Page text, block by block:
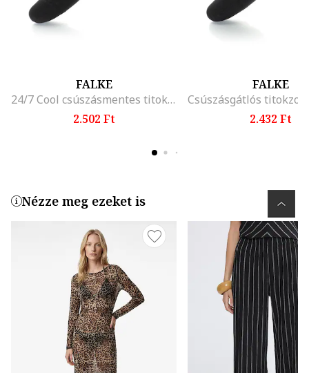
FALKE
24/7 Cool csúszásmentes titokzokni, Fekete
2.502 Ft
FALKE
2.432 Ft
Nézze meg ezeket is